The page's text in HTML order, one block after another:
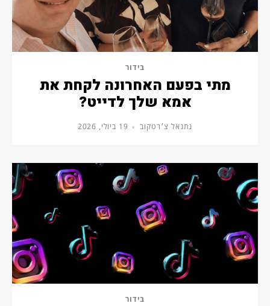
בידור
מתי בפעם האחרונה לקחת את
אמא שלך לדייט?
נתנאל צ׳רטקוב 19 ביולי, 2026
בידור